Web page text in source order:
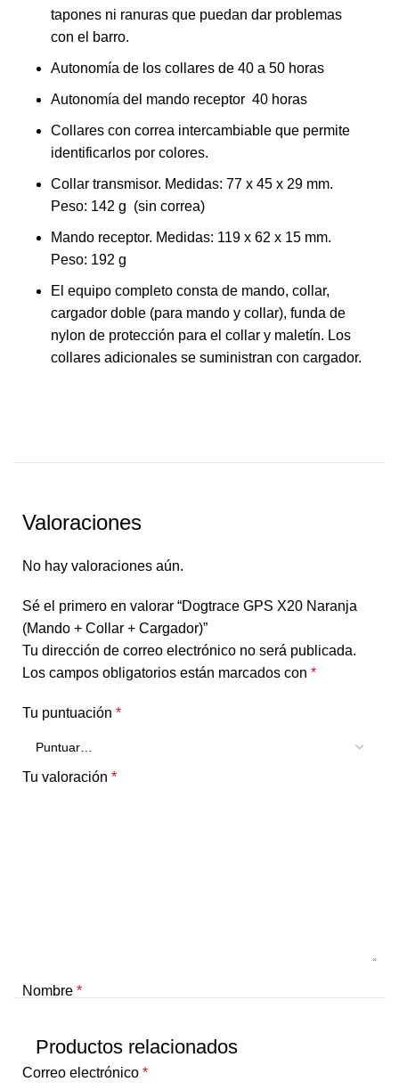
tapones ni ranuras que puedan dar problemas
con el barro.
Autonomía de los collares de 40 a 50 horas
Autonomía del mando receptor 40 horas
Collares con correa intercambiable que permite
identificarlos por colores.
Collar transmisor. Medidas: 77 x 45 x 29 mm.
Peso: 142 g (sin correa)
Mando receptor. Medidas: 119 x 62 x 15 mm.
Peso: 192 g
El equipo completo consta de mando, collar,
cargador doble (para mando y collar), funda de
nylon de protección para el collar y maletín. Los
collares adicionales se suministran con cargador.
Valoraciones
No hay valoraciones aún.
Sé el primero en valorar “Dogtrace GPS X20 Naranja
(Mando + Collar + Cargador)”
Tu dirección de correo electrónico no será publicada.
Los campos obligatorios están marcados con *
Tu puntuación *
Tu valoración *
Nombre *
Correo electrónico *
Productos relacionados